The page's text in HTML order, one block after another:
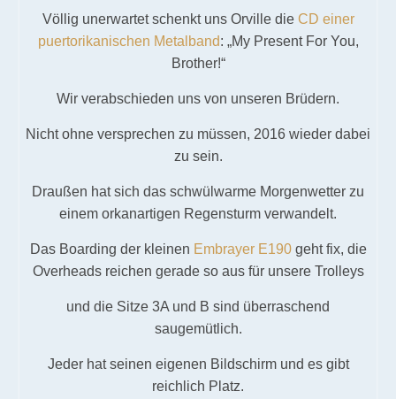
Völlig unerwartet schenkt uns Orville die CD einer
puertorikanischen Metalband: „My Present For You,
Brother!“
Wir verabschieden uns von unseren Brüdern.
Nicht ohne versprechen zu müssen, 2016 wieder dabei
zu sein.
Draußen hat sich das schwülwarme Morgenwetter zu
einem orkanartigen Regensturm verwandelt.
Das Boarding der kleinen Embrayer E190geht fix, die
Overheads reichen gerade so aus für unsere Trolleys
und die Sitze 3A und B sind überraschend
saugemütlich.
Jeder hat seinen eigenen Bildschirm und es gibt
reichlich Platz.